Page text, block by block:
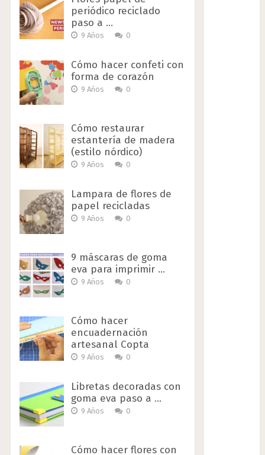
periódico reciclado
paso a …
9 Años 0
Cómo hacer confeti con
forma de corazón
9 Años 0
Cómo restaurar
estantería de madera
(estilo nórdico)
9 Años 0
Lampara de flores de
papel recicladas
9 Años 0
9 máscaras de goma
eva para imprimir …
9 Años 0
Cómo hacer
encuadernación
artesanal Copta
9 Años 0
Libretas decoradas con
goma eva paso a …
9 Años 0
Cómo hacer flores con